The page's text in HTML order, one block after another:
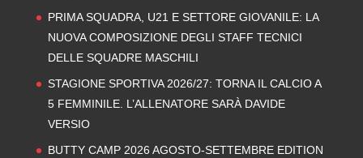
PRIMA SQUADRA, U21 E SETTORE GIOVANILE: LA
NUOVA COMPOSIZIONE DEGLI STAFF TECNICI
DELLE SQUADRE MASCHILI
STAGIONE SPORTIVA 2026/27: TORNA IL CALCIO A
5 FEMMINILE. L’ALLENATORE SARÀ DAVIDE
VERSIO
BUTTY CAMP 2026 AGOSTO-SETTEMBRE EDITION